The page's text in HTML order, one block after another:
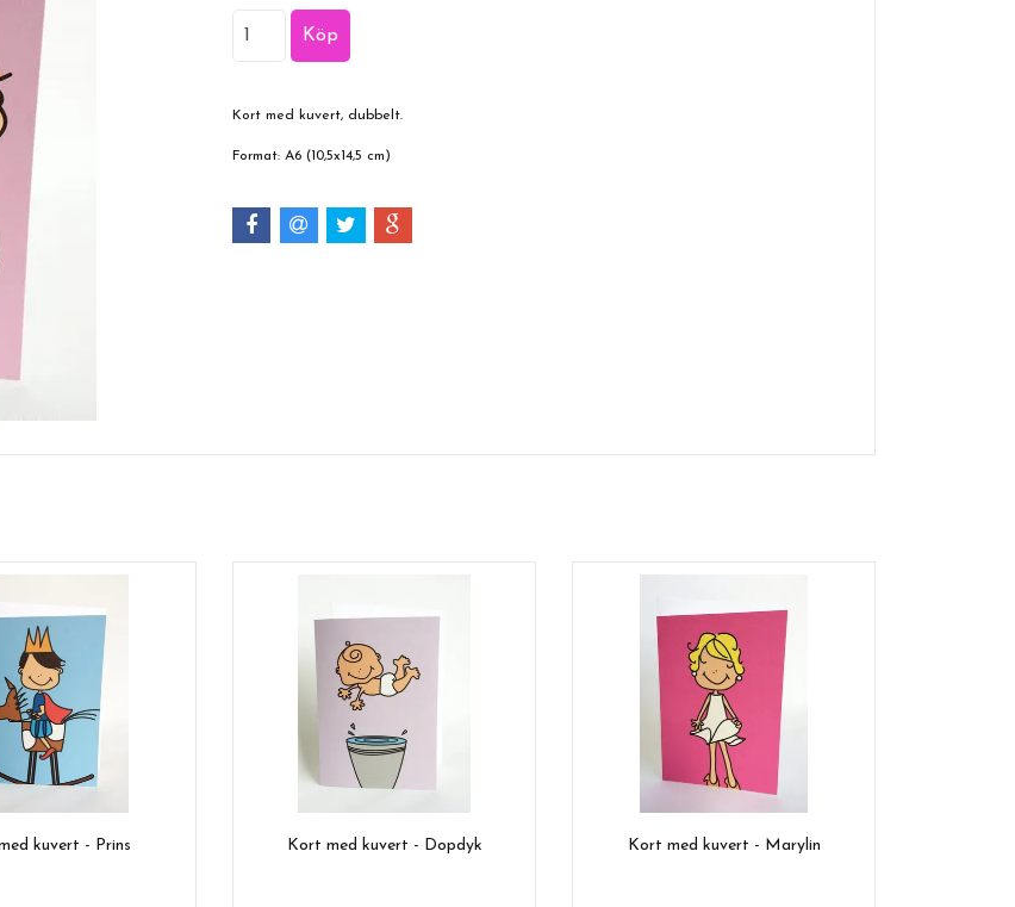
Kort med kuvert, dubbelt.
Format: A6 (10,5x14,5 cm)
kuvert - Prins Kort med kuvert - Dopdyk Kort med kuvert - Marylin